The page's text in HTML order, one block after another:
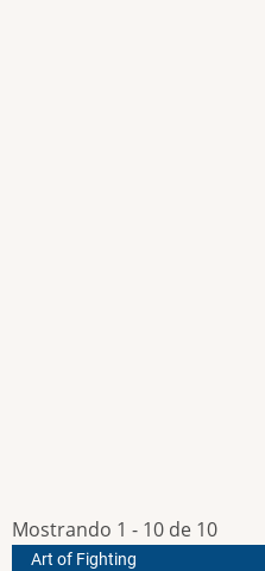
Mostrando 1 - 10 de 10
Art of Fighting